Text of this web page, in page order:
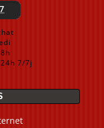
7/7j